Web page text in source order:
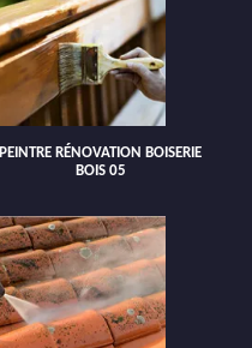
PEINTRE RÉNOVATION BOISERIE
BOIS 05